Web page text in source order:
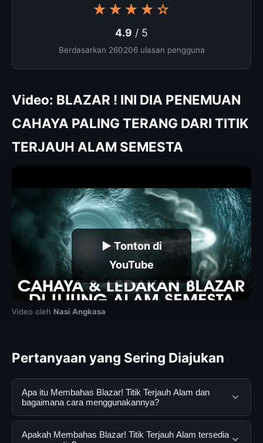
★★★★☆
4.9 / 5
Berdasarkan 260206 ulasan pengguna
Video: BLAZAR ! INI DIA PENEMUAN
CAHAYA PALING TERANG DARI TITIK
TERJAUH ALAM SEMESTA
▶ Tonton di
YouTube
Video oleh Nasi Angkasa
Pertanyaan yang Sering Diajukan
Apa itu Membahas Blazar! Titik Terjauh Alam dan
bagaimana cara menggunakannya?
Membahas Blazar! Titik Terjauh Alam adalah layanan
Apakah Membahas Blazar! Titik Terjauh Alam tersedia